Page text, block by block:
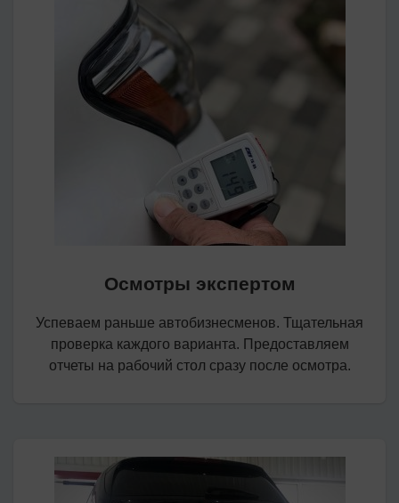
Осмотры экспертом
Успеваем раньше автобизнесменов. Тщательная
проверка каждого варианта. Предоставляем
отчеты на рабочий стол сразу после осмотра.